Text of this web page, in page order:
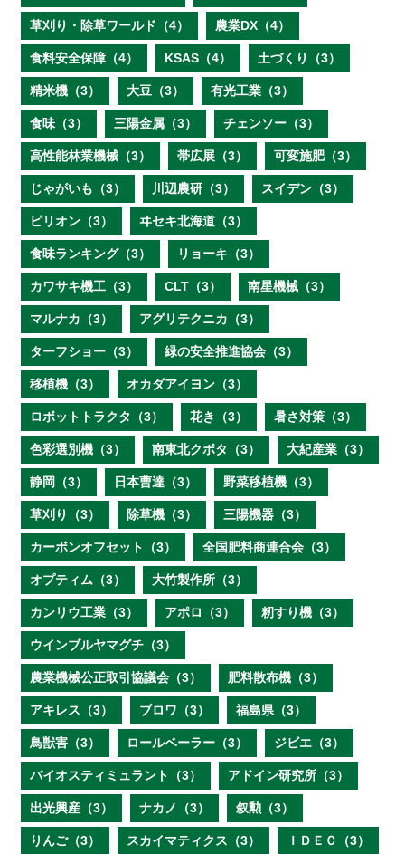
草刈り・除草ワールド（4） 農業DX（4）
食料安全保障（4） KSAS（4） 土づくり（3）
精米機（3） 大豆（3） 有光工業（3）
食味（3） 三陽金属（3） チェンソー（3）
高性能林業機械（3） 帯広展（3） 可変施肥（3）
じゃがいも（3） 川辺農研（3） スイデン（3）
ピリオン（3） ヰセキ北海道（3）
食味ランキング（3） リョーキ（3）
カワサキ機工（3） CLT（3） 南星機械（3）
マルナカ（3） アグリテクニカ（3）
ターフショー（3） 緑の安全推進協会（3）
移植機（3） オカダアイヨン（3）
ロボットトラクタ（3） 花き（3） 暑さ対策（3）
色彩選別機（3） 南東北クボタ（3） 大紀産業（3）
静岡（3） 日本曹達（3） 野菜移植機（3）
草刈り（3） 除草機（3） 三陽機器（3）
カーボンオフセット（3） 全国肥料商連合会（3）
オプティム（3） 大竹製作所（3）
カンリウ工業（3） アポロ（3） 籾すり機（3）
ウインブルヤマグチ（3）
農業機械公正取引協議会（3） 肥料散布機（3）
アキレス（3） ブロワ（3） 福島県（3）
鳥獣害（3） ロールベーラー（3） ジビエ（3）
バイオスティミュラント（3） アドイン研究所（3）
出光興産（3） ナカノ（3） 叙勲（3）
りんご（3） スカイマティクス（3） ＩＤＥＣ（3）